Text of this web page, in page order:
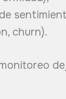
churn).